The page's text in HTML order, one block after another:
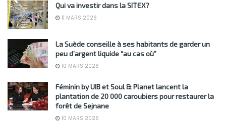
Qui va investir dans la SITEX?
11 MARS 2026
La Suède conseille à ses habitants de garder un
peu d’argent liquide “au cas où”
10 MARS 2026
Féminin by UIB et Soul & Planet lancent la
plantation de 20 000 caroubiers pour restaurer la
forêt de Sejnane
10 MARS 2026